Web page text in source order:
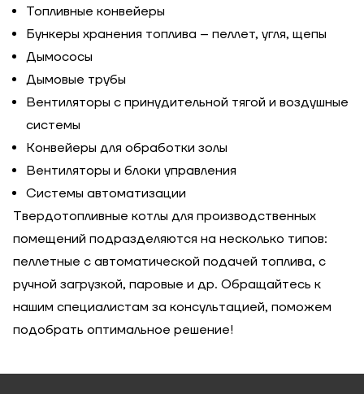
Топливные конвейеры
Бункеры хранения топлива – пеллет, угля, щепы
Дымососы
Дымовые трубы
Вентиляторы с принудительной тягой и воздушные
системы
Конвейеры для обработки золы
Вентиляторы и блоки управления
Системы автоматизации
Твердотопливные котлы для производственных
помещений подразделяются на несколько типов:
пеллетные с автоматической подачей топлива, с
ручной загрузкой, паровые и др. Обращайтесь к
нашим специалистам за консультацией, поможем
подобрать оптимальное решение!